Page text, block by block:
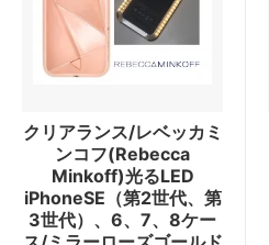
クリアランス/レベッカミ
ンコフ(Rebecca
Minkoff)光るLED
iPhoneSE（第2世代、第
3世代）、6、7、8ケー